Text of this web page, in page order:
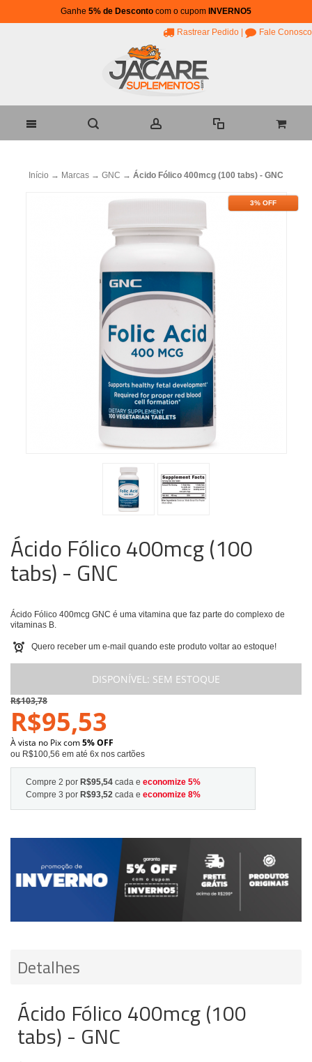
Ganhe 5% de Desconto com o cupom INVERNO5
Rastrear Pedido Fale Conosco
Início → Marcas → GNC → Ácido Fólico 400mcg (100 tabs) - GNC
3% OFF
Ácido Fólico 400mcg (100
tabs) - GNC
Ácido Fólico 400mcg GNC é uma vitamina que faz parte do complexo de
vitaminas B.
Quero receber um e-mail quando este produto voltar ao estoque!
DISPONÍVEL: SEM ESTOQUE
R$103,78
R$95,53
À vista no Pix com5% OFF
ou R$100,56 em até 6x nos cartões
Compre 2 por R$95,54 cada e economize 5%
Compre 3 por R$93,52 cada e economize 8%
Detalhes
Ácido Fólico 400mcg (100
tabs) - GNC